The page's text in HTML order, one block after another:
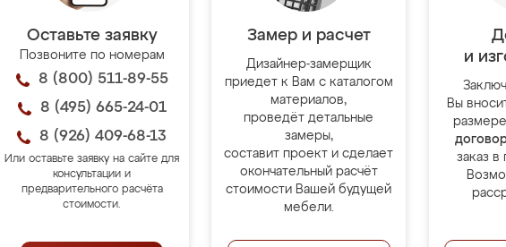
Оставьте заявку
Позвоните по номерам
8 (800) 511-89-55
8 (495) 665-24-01
8 (926) 409-68-13
Или оставьте заявку на сайте для
консультации и
предварительного расчёта
стоимости.
Замер и расчет
Дизайнер-замерщик
приедет к Вам с каталогом
материалов,
проведёт детальные
замеры,
составит проект и сделает
окончательный расчёт
стоимости Вашей будущей
мебели.
и
Вы
размере
заказ в